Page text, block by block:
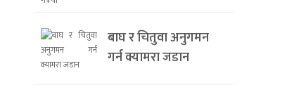
बाघ र चितुवा अनुगमन
गर्न क्यामरा जडान